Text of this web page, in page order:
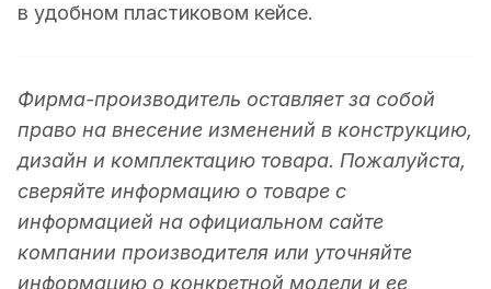
в удобном пластиковом кейсе.
Фирма-производитель оставляет за собой
право на внесение изменений в конструкцию,
дизайн и комплектацию товара. Пожалуйста,
сверяйте информацию о товаре с
информацией на официальном сайте
компании производителя или уточняйте
информацию о конкретной модели и ее